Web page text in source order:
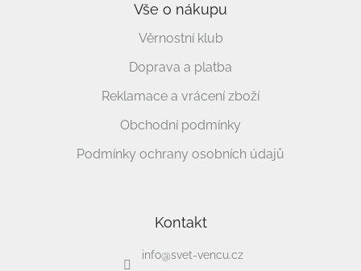
Vše o nákupu
Věrnostní klub
Doprava a platba
Reklamace a vrácení zboží
Obchodní podmínky
Podmínky ochrany osobních údajů
Kontakt
info@svet-vencu.cz